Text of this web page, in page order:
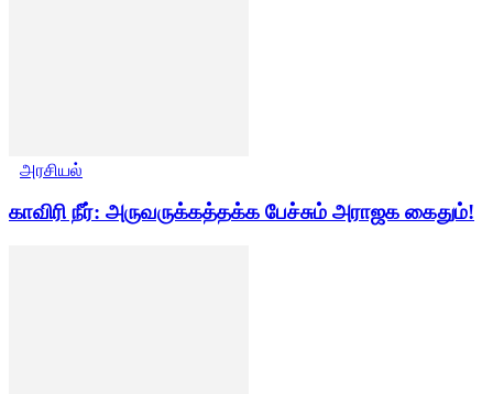
அரசியல்
காவிரி நீர்: அருவருக்கத்தக்க பேச்சும் அராஜக கைதும்!